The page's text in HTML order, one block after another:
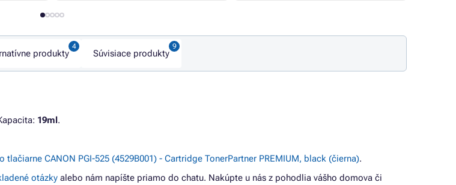
produkty Súvisiace produkty
19ml.
tlačiarne CANON PGI-525 (4529B001) - Cartridge TonerPartner PREMIUM, black (čierna).
otázky alebo nám napíšte priamo do chatu. Nakúpte u nás z pohodlia vášho domova či